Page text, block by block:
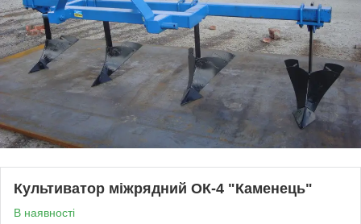
Культиватор міжрядний ОК-4 "Каменець"
В наявності